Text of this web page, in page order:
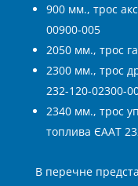
900 мм., трос
00900-005
2050 мм., трос
2300 мм., трос
232-120-02300-
2340 мм., трос
топлива ЄААТ
В перечне